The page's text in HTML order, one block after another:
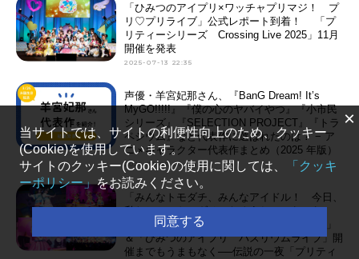
「ひみつのアイプリ×ワッチャプリマジ！ プ
リ♡プリライブ」公式レポート到着！ 「プ
リティーシリーズ Crossing Live 2025」11月
開催を発表
2025-07-13 22:35
声優・羊宮妃那さん、『BanG Dream! It’s
MyGO!!!!!』『僕の心のヤバイやつ』『小市民
シリーズ』『SELECTION PROJECT』『トラ
ペジウム』など代表作に選ばれたのは？ − ア
ニメキャラクター代表作まとめ（2025 年版）
2025-03-26 00:00
「みんなトモダチ、みんなアイドル！ 今日、
私たちとにトモダチになろうね」（らぁら）
──「ひみつのアイプリ バズリウムライブ」
＆「ひみつのアイプリ バズリウムライブ」開
催までもうまもなく──伝説の一夜「プリティ
×
当サイトでは、サイトの利便性向上のため、クッキー
(Cookie)を使用しています。
サイトのクッキー(Cookie)の使用に関しては、
「クッキ
ーポリシー」をお読みください。
同意する